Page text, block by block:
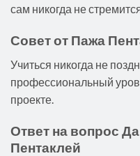
сам никогда не
Совет от Пажа
Учиться никогда не
профессиональный
проекте.
Ответ на вопрос
Пентаклей